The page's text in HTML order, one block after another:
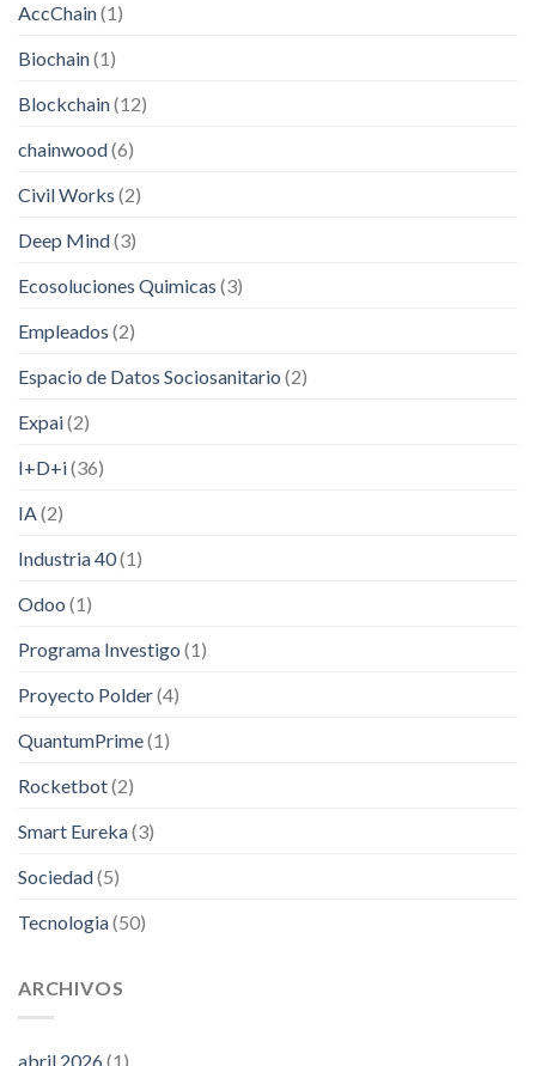
AccChain(1)
Biochain(1)
Blockchain(12)
chainwood(6)
Civil Works (2)
Deep Mind(3)
Ecosoluciones Quimicas (3)
Empleados (2)
Espacio de Datos Sociosanitario (2)
Expai(2)
I+D+i(36)
IA(2)
Industria 40(1)
Odoo (1)
Programa Investigo (1)
Proyecto Polder(4)
QuantumPrime(1)
Rocketbot(2)
Smart Eureka(3)
Sociedad(5)
Tecnologia(50)
ARCHIVOS
abril 2026(1)